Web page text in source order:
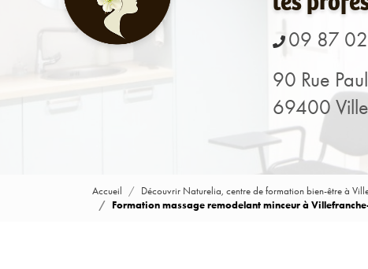
09 87
90 Rue
69400
Accueil Découvrir Naturelia, centre de formation bien-être à
Formation massage remodelant minceur à